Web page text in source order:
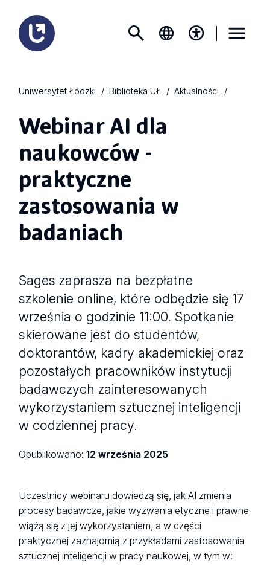
Uniwersytet Łódzki Biblioteka UŁ Aktualności
Webinar AI dla
naukowców -
praktyczne
zastosowania w
badaniach
Sages zaprasza na bezpłatne
szkolenie online, które odbędzie się 17
września o godzinie 11:00. Spotkanie
skierowane jest do studentów,
doktorantów, kadry akademickiej oraz
pozostałych pracowników instytucji
badawczych zainteresowanych
wykorzystaniem sztucznej inteligencji
w codziennej pracy.
Opublikowano:12 września 2025
Uczestnicy webinaru dowiedzą się, jak AI zmienia
procesy badawcze, jakie wyzwania etyczne i prawne
wiążą się z jej wykorzystaniem, a w części
praktycznej zaznajomią z przykładami zastosowania
sztucznej inteligencji w pracy naukowej, w tym w: